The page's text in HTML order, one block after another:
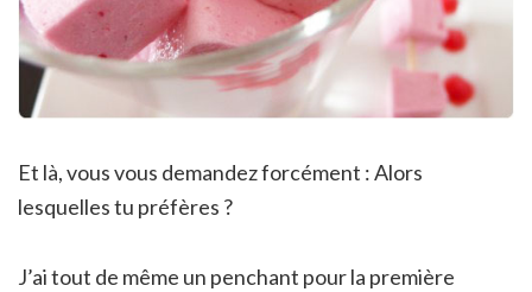
Et là, vous vous demandez forcément : Alors
lesquelles tu préfères ?
J’ai tout de même un penchant pour la première